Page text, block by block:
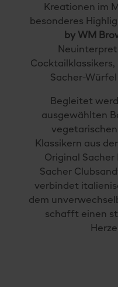
Kreationen im
besonderes
by WM
Sacher-
Begleitet
ausgewählten
Klassikern aus
Original
Sacher
verbindet
dem
schafft einen